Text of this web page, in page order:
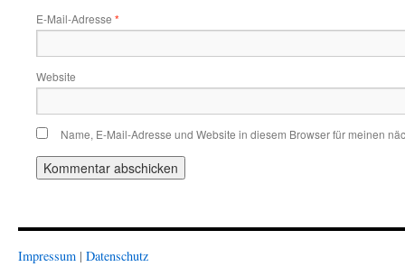
E-Mail-Adresse *
Website
Name, E-Mail-Adresse und Website in diesem Browser für meinen
Impressum | Datenschutz